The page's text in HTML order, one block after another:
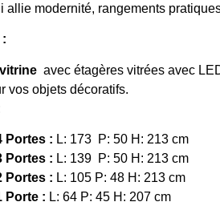
allie modernité, rangements
avec étagères vitrées avec
vos objets décoratifs.
Portes : L: 173 P: 50 H: 213 cm
Portes : L: 139 P: 50 H: 213 cm
Portes : L: 105 P: 48 H: 213 cm
Porte : L: 64 P: 45 H: 207 cm